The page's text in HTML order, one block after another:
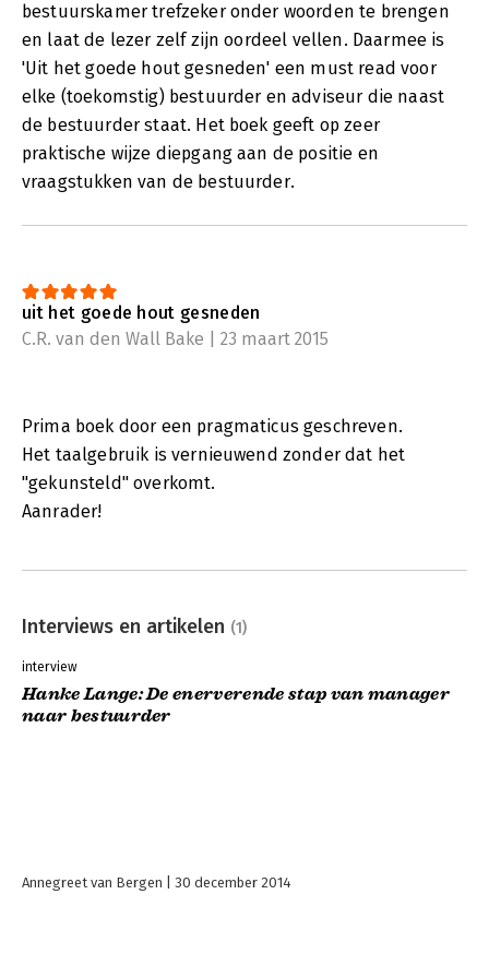
bestuurskamer trefzeker onder woorden te brengen
en laat de lezer zelf zijn oordeel vellen. Daarmee is
'Uit het goede hout gesneden' een must read voor
elke (toekomstig) bestuurder en adviseur die naast
de bestuurder staat. Het boek geeft op zeer
praktische wijze diepgang aan de positie en
vraagstukken van de bestuurder.
uit het goede hout gesneden
C.R. van den Wall Bake | 23 maart 2015
Prima boek door een pragmaticus geschreven.
Het taalgebruik is vernieuwend zonder dat het
"gekunsteld" overkomt.
Aanrader!
Interviews en artikelen (1)
interview
Hanke Lange: De enerverende stap van manager
naar bestuurder
Annegreet van Bergen 30 december 2014